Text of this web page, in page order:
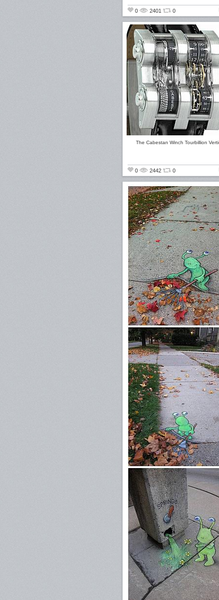
0 2401 0
The Cabestan Winch Tourbillion
0 2442 0